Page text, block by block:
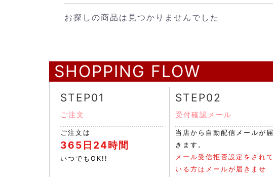
お探しの商品は見つかりませんでした
SHOPPING FLOW
STEP01
ご注文
ご注文は
365日24時間
いつでもOK!!
STEP02
受付確認メール
当店から自動配信メールが届
きます。
メール受信拒否設定をされて
いる方はメールが届きませ